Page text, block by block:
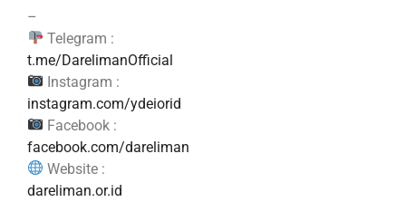
–
Telegram :
t.me/DarelimanOfficial
Instagram :
instagram.com/ydeiorid
Facebook :
facebook.com/dareliman
Website :
dareliman.or.id